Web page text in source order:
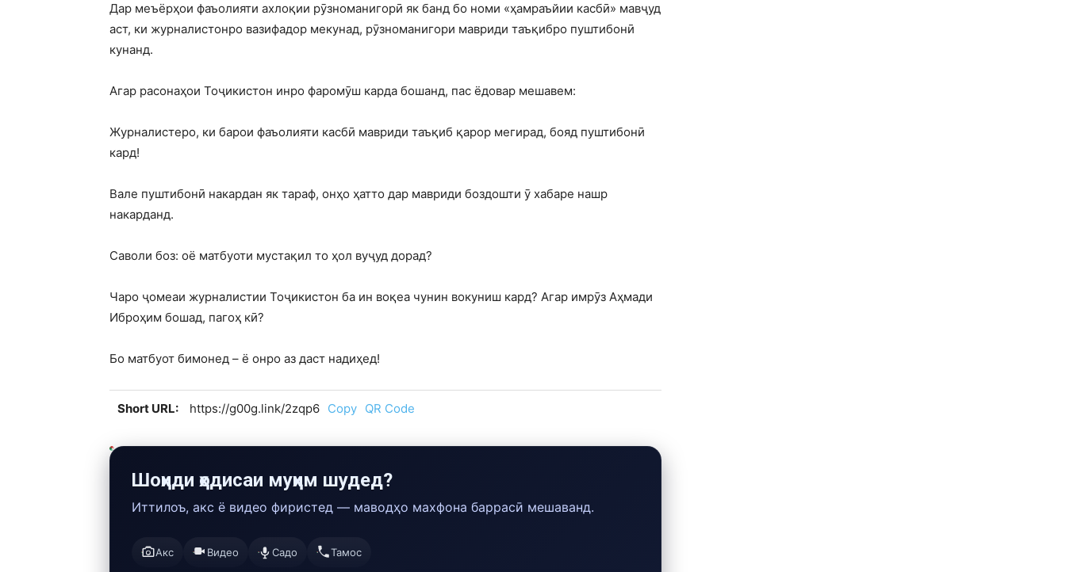
Дар меъёрҳои фаъолияти ахлоқии рӯзноманигорӣ як банд бо номи «ҳамраъйии касбӣ» мавҷуд
аст, ки журналистонро вазифадор мекунад, рӯзноманигори мавриди таъқибро пуштибонӣ
кунанд.
Агар расонаҳои Тоҷикистон инро фаромӯш карда бошанд, пас ёдовар мешавем:
Журналистеро, ки барои фаъолияти касбӣ мавриди таъқиб қарор мегирад, бояд пуштибонӣ
кард!
Вале пуштибонӣ накардан як тараф, онҳо ҳатто дар мавриди боздошти ӯ хабаре нашр
накарданд.
Саволи боз: оё матбуоти мустақил то ҳол вуҷуд дорад?
Чаро ҷомеаи журналистии Тоҷикистон ба ин воқеа чунин вокуниш кард? Агар имрӯз Аҳмади
Иброҳим бошад, пагоҳ кӣ?
Бо матбуот бимонед – ё онро аз даст надиҳед!
Short URL: https://g00g.link/2zqp6 Copy QR Code
Шоҳиди ҳодисаи муҳим шудед?
Иттилоъ, акс ё видео фиристед — маводҳо махфона баррасӣ мешаванд.
Акс Видео Садо Тамос